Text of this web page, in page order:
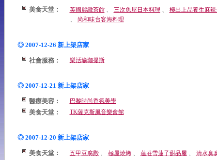
美食天堂： 英國麗緻茶館、 三次魚屋日本料理 、 極出上品養生麻辣
、 尚和味台客海料理
◎ 2007-12-26 新上架店家
社會服務： 樂活瑜珈提斯
◎ 2007-12-21 新上架店家
醫療美容： 巴黎時尚香氛美學
美食天堂： TK薩克斯風音樂會館
◎ 2007-12-20 新上架店家
美食天堂： 五甲豆腐殿、 極屋燒烤、 蓮莊雪蓮子甜品屋 、 清水臭